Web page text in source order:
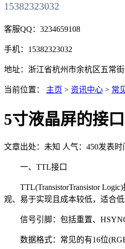
15382323032
客服QQ： 3234659108
手机： 15382323032
地址： 浙江省杭州市余杭区五常
当前位置： 主页 > 资讯中心 > 常
5寸液晶屏的接
文章出处：未知 人气： 450发表时
一、TTL接口
TTL(TransistorTransistor
观、易于实现且成本较低，适合
信号引脚：包括重置、
数据格式：常见的有16位